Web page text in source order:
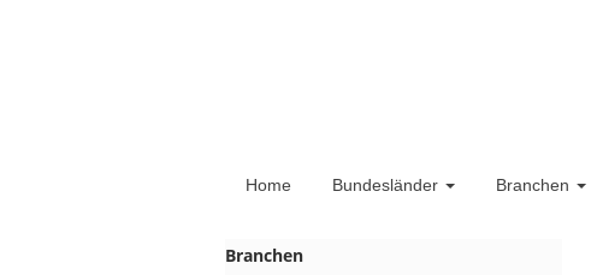
Home Bundesländer Branchen
Branchen